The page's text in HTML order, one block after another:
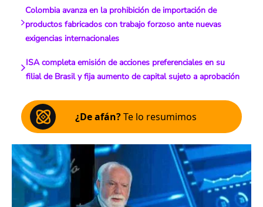
Colombia avanza en la prohibición de importación de
productos fabricados con trabajo forzoso ante nuevas
exigencias internacionales
ISA completa emisión de acciones preferenciales en su
filial de Brasil y fija aumento de capital sujeto a aprobación
¿De afán?Te lo resumimos